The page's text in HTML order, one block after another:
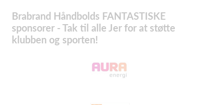
Brabrand Håndbolds FANTASTISKE
sponsorer - Tak til alle Jer for at støtte
klubben og sporten!